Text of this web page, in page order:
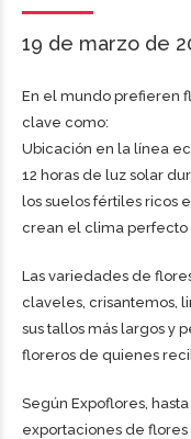
19 de marzo de
En el mundo prefieren
clave como:
Ubicación en la línea
12 horas de luz solar
los suelos fértiles ricos
crean el clima perfecto
Las variedades de
claveles, crisantemos,
sus tallos más largos y
floreros de quienes
Según Expoflores,
exportaciones de flores